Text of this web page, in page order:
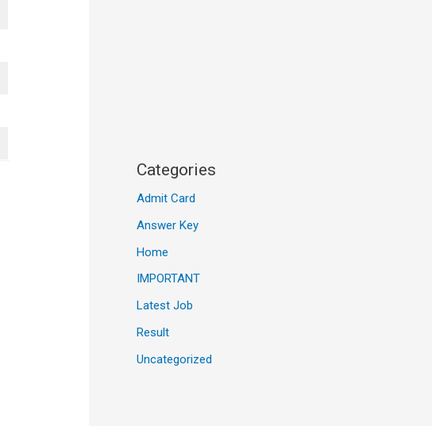
Categories
Admit Card
Answer Key
Home
IMPORTANT
Latest Job
Result
Uncategorized